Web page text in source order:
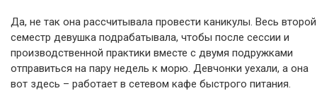
Да, не так она рассчитывала провести каникулы. Весь второй
семестр девушка подрабатывала, чтобы после сессии и
производственной практики вместе с двумя подружками
отправиться на пару недель к морю. Девчонки уехали, а она
вот здесь – работает в сетевом кафе быстрого питания.